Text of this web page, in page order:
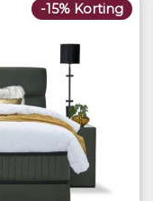
-15% Korting